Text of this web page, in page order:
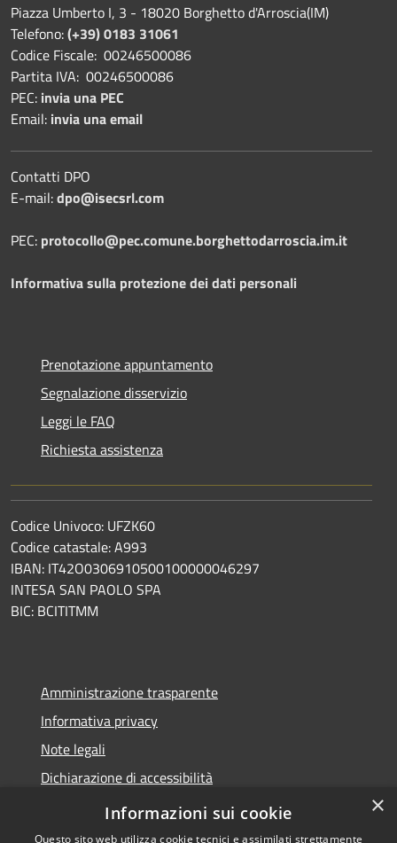
Piazza Umberto I, 3 - 18020 Borghetto d'Arroscia(IM)
Telefono:(+39) 0183 31061
Codice Fiscale: 00246500086
Partita IVA: 00246500086
PEC: invia una PEC
Email: invia una email
Contatti DPO
E-mail:dpo@isecsrl.com
PEC: protocollo@pec.comune.borghettodarroscia.im.it
Informativa sulla protezione dei dati personali
Prenotazione appuntamento
Segnalazione disservizio
Leggi le FAQ
Richiesta assistenza
Codice Univoco: UFZK60
Codice catastale: A993
IBAN: IT42O0306910500100000046297
INTESA SAN PAOLO SPA
BIC: BCITITMM
Amministrazione trasparente
Informativa privacy
Note legali
Dichiarazione di accessibilità
Meccanismo di feedback
×
Informazioni sui cookie
Questo sito web utilizza cookie tecnici e assimilati strettamente